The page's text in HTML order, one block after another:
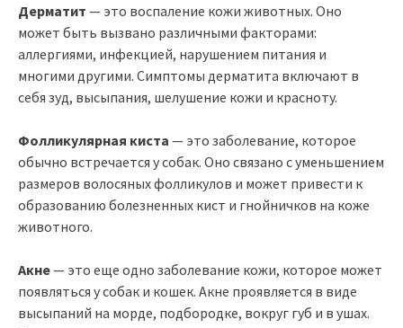
Дерматит — это воспаление кожи животных. Оно
может быть вызвано различными факторами:
аллергиями, инфекцией, нарушением питания и
многими другими. Симптомы дерматита включают в
себя зуд, высыпания, шелушение кожи и красноту.
Фолликулярная киста — это заболевание, которое
обычно встречается у собак. Оно связано с уменьшением
размеров волосяных фолликулов и может привести к
образованию болезненных кист и гнойничков на коже
животного.
Акне— это еще одно заболевание кожи, которое может
появляться у собак и кошек. Акне проявляется в виде
высыпаний на морде, подбородке, вокруг губ и в ушах.